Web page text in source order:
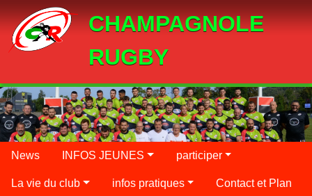
CHAMPAGNOLE
RUGBY
News INFOS JEUNES participer
La vie du club infos pratiques Contact et Plan
Panneau de gestion des cookies